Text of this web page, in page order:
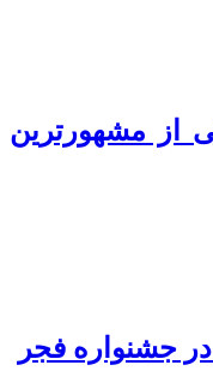
از مشهورترین
جشنواره فجر